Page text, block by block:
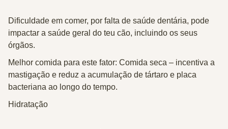
Dificuldade em comer, por falta de saúde dentária, pode
impactar a saúde geral do teu cão, incluindo os seus
órgãos.
Melhor comida para este fator: Comida seca – incentiva a
mastigação e reduz a acumulação de tártaro e placa
bacteriana ao longo do tempo.
Hidratação